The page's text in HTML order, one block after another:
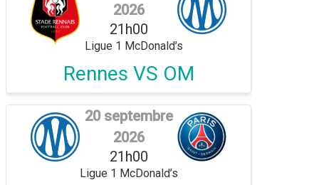
2026
21h00
Ligue 1 McDonald’s
Rennes VS OM
20 septembre
2026
21h00
Ligue 1 McDonald’s